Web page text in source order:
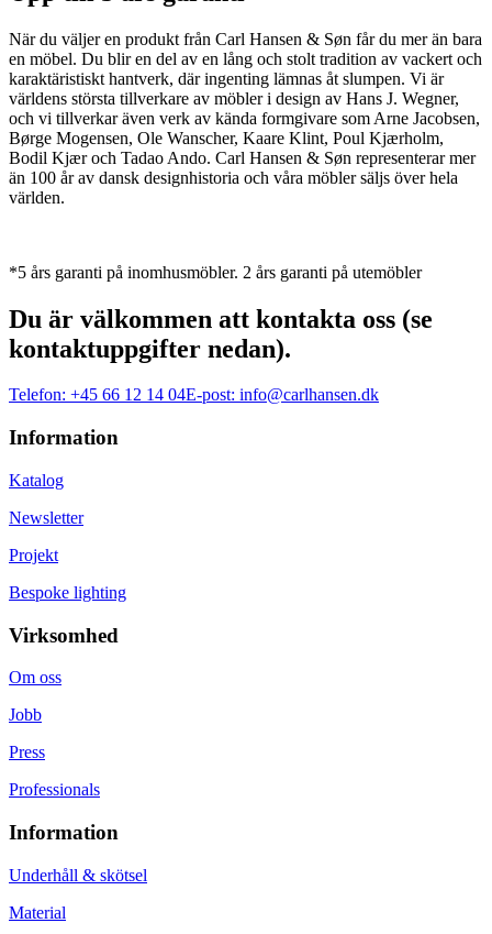
När du väljer en produkt från Carl Hansen & Søn får du mer än bara
en möbel. Du blir en del av en lång och stolt tradition av vackert och
karaktäristiskt hantverk, där ingenting lämnas åt slumpen. Vi är
världens största tillverkare av möbler i design av Hans J. Wegner,
och vi tillverkar även verk av kända formgivare som Arne Jacobsen,
Børge Mogensen, Ole Wanscher, Kaare Klint, Poul Kjærholm,
Bodil Kjær och Tadao Ando. Carl Hansen & Søn representerar mer
än 100 år av dansk designhistoria och våra möbler säljs över hela
världen.
*5 års garanti på inomhusmöbler. 2 års garanti på utemöbler
Du är välkommen att kontakta oss (se
kontaktuppgifter nedan).
Telefon: +45 66 12 14 04E-post: info@carlhansen.dk
Information
Katalog
Newsletter
Projekt
Bespoke lighting
Virksomhed
Om oss
Jobb
Press
Professionals
Information
Underhåll & skötsel
Material